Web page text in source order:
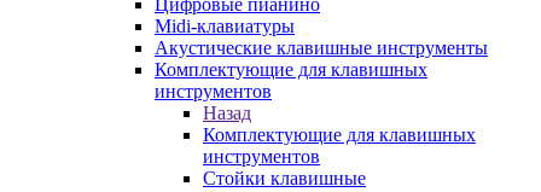
Цифровые пианино
Midi-клавиатуры
Акустические клавишные инструменты
Комплектующие для клавишных
инструментов
Назад
Комплектующие для клавишных
инструментов
Стойки клавишные